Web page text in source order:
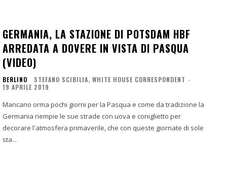
GERMANIA, LA STAZIONE DI POTSDAM HBF
ARREDATA A DOVERE IN VISTA DI PASQUA
(VIDEO)
BERLINO STEFANO SCIBILIA, WHITE HOUSE CORRESPONDENT -
19 APRILE 2019
Mancano orma pochi giorni per la Pasqua e come da tradizione la
Germania riempie le sue strade con uova e coniglietto per
decorare l'atmosfera primaverile, che con queste giornate di sole
sta...